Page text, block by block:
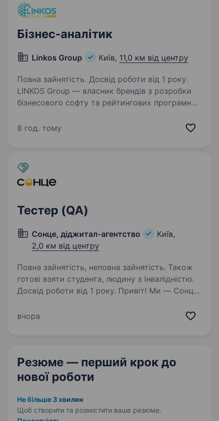
Бізнес-аналітик
Linkos Group Київ, 11,0 км від центру
Повна зайнятість. Досвід роботи від 1 року.
LINKOS Group — власник брендів з розробки
бізнесового софту та рейтингових програмних
України — запрошує тебе до своєї НЕРЕАЛЬНО
8 год. тому
Тестер (QA)
Сонце, діджитал-агентство
Київ,
2,0 км від центру
Повна зайнятість, неповна зайнятість. Також
готові взяти студента, людину з інвалідністю.
Досвід роботи від 1 року. Привіт! Ми — Сонце,
яке створює інноваційні проекти для відомих
вчора
Резюме — перший крок до
нової роботи
Не більше 3 хвилин
Щоб створити та розмістити ваше резюме.